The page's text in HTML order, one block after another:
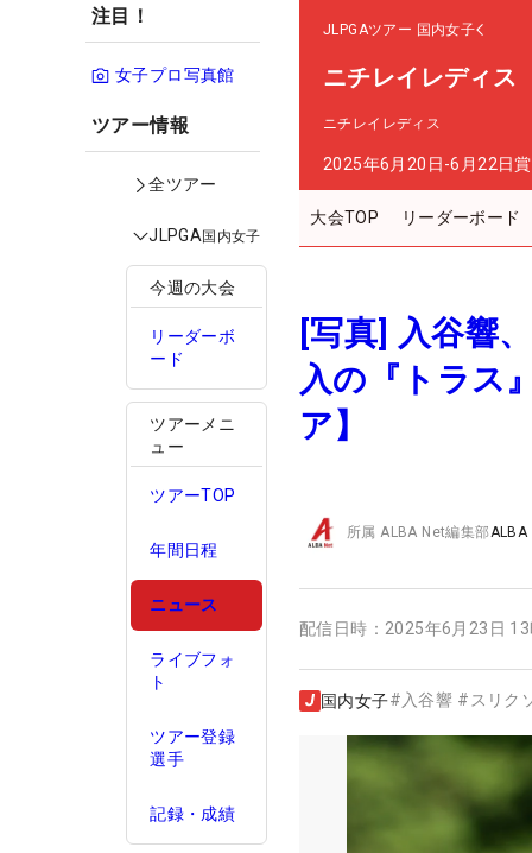
注目！
女子プロ写真館
ツアー情報
全ツアー
JLPGA国内女子
今週の大会
リーダーボ
ード
ツアーメニ
ュー
ツアーTOP
年間日程
ニュース
ライブフォ
ト
ツアー登録
選手
記録・成績
JLPGAツアー 国内女子
ニチレイレディス
ニチレイレディス
2025年6月20日-6月22日
大会TOP リーダーボード
[写真] 入谷響
入の『トラス
ア】
所属ALBA Net編集部ALBA
配信日時： 2025年6月23日
国内女子# 入谷響 # スリク